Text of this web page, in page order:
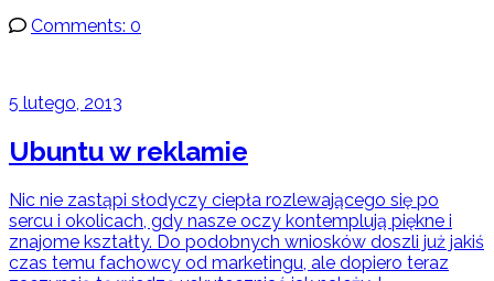
Comments: 0
5 lutego, 2013
Ubuntu w reklamie
Nic nie zastąpi słodyczy ciepła rozlewającego się po
sercu i okolicach, gdy nasze oczy kontemplują piękne i
znajome kształty. Do podobnych wniosków doszli już jakiś
czas temu fachowcy od marketingu, ale dopiero teraz